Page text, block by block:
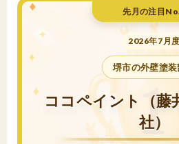
先月の注目
2026年7月度
堺市の外壁塗装
ココペイント（藤
社）